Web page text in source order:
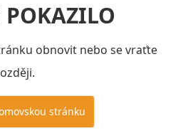
POKAZILO
obnovit nebo se vraťte
stránku